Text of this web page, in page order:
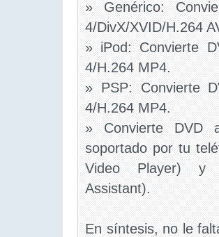
» Genérico:
4/DivX/XVID/H.264
» iPod: Convierte
4/H.264 MP4.
» PSP: Convierte
4/H.264 MP4.
» Convierte DVD
soportado por tu
Video Player) y
Assistant).
En síntesis, no le